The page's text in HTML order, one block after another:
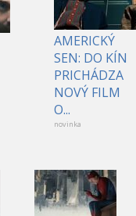
AMERICKÝ
SEN: DO KÍN
PRICHÁDZA
NOVÝ FILM
O...
novinka